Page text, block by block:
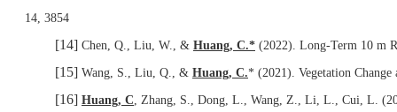
14, 3854
[14] Chen, Q., Liu, W., & Huang, C.* (2022). Long-Term 10 m
[15] Wang, S., Liu, Q., & Huang, C.* (2021). Vegetation
[16] Huang, C , Zhang, S., Dong, L., Wang, Z., Li, L., Cui, L.